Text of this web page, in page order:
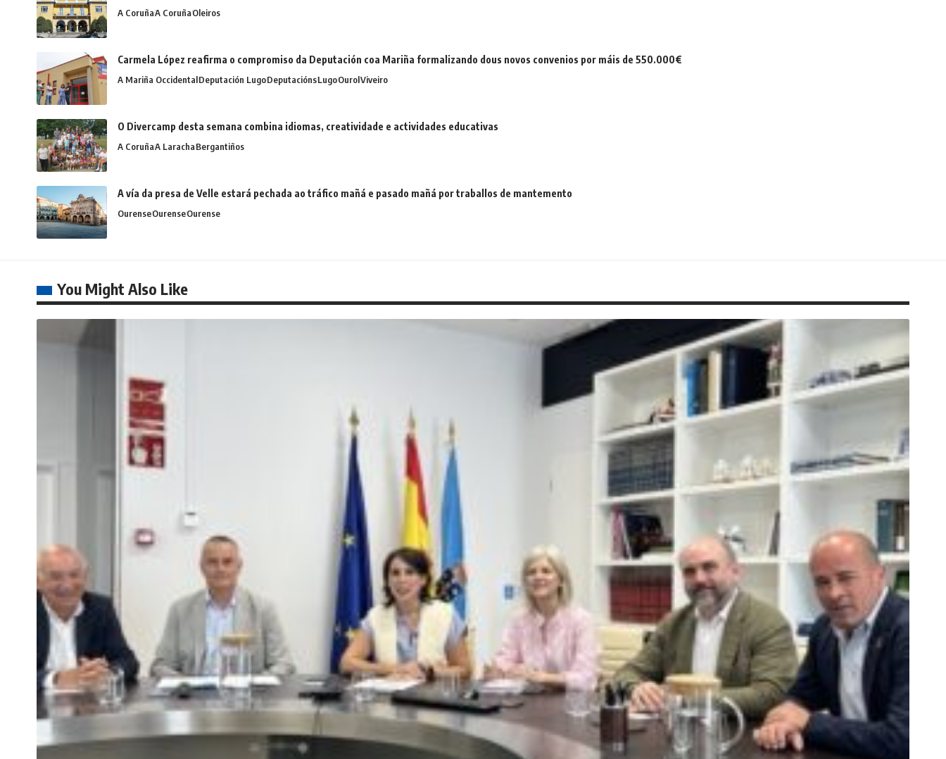
A CoruñaA CoruñaOleiros
Carmela López reafirma o compromiso da Deputación coa Mariña formalizando dous novos convenios por máis de 550.000€
A Mariña OccidentalDeputación LugoDeputaciónsLugoOurolViveiro
O Divercamp desta semana combina idiomas, creatividade e actividades educativas
A CoruñaA LarachaBergantiños
A vía da presa de Velle estará pechada ao tráfico mañá e pasado mañá por traballos de mantemento
OurenseOurenseOurense
You Might Also Like